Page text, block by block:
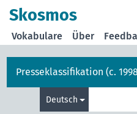
Skosmos
Vokabulare Über
Presseklassifikation (c.
Deutsch